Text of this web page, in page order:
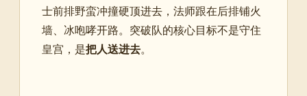
士前排野蛮冲撞硬顶进去，法师跟在后排铺火
墙、冰咆哮开路。突破队的核心目标不是守住
皇宫，是把人送进去。